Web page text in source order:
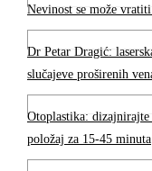
Nevinost se može
Dr Petar Dragić:
slučajeve proširenih
Otoplastika:
položaj za 15-45 minuta